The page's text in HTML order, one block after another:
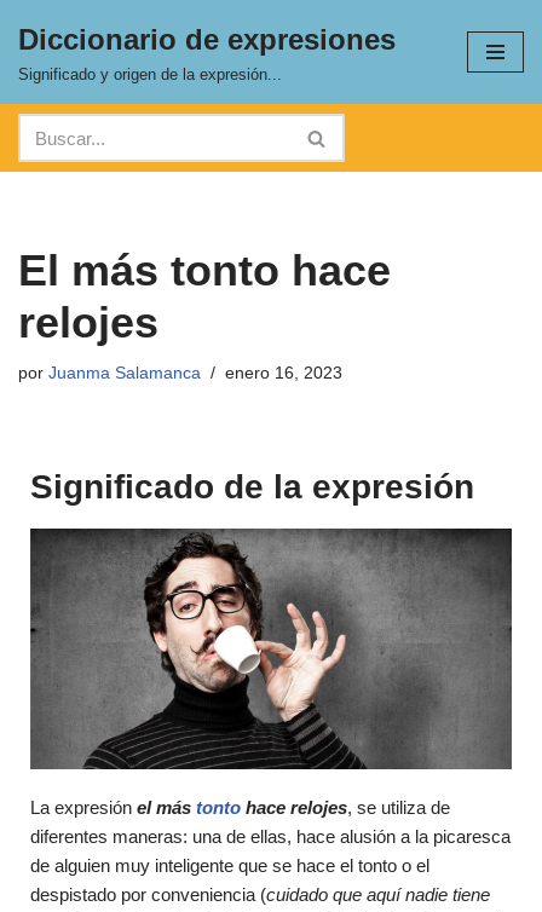
Saltar
contenido
Diccionario de expresiones
Significado y origen de la expresión...
El más tonto hace
relojes
por Juanma Salamanca enero 16, 2023
Significado de la expresión
La expresión el más tonto hace relojes, se utiliza de
diferentes maneras: una de ellas, hace alusión a la picaresca
de alguien muy inteligente que se hace el tonto o el
despistado por conveniencia (cuidado que aquí nadie tiene